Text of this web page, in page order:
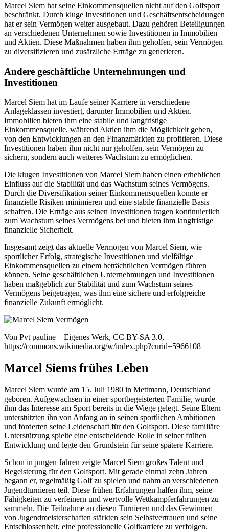
Marcel Siem hat seine Einkommensquellen nicht auf den Golfsport
beschränkt. Durch kluge Investitionen und Geschäftsentscheidungen
hat er sein Vermögen weiter ausgebaut. Dazu gehören Beteiligungen
an verschiedenen Unternehmen sowie Investitionen in Immobilien
und Aktien. Diese Maßnahmen haben ihm geholfen, sein Vermögen
zu diversifizieren und zusätzliche Erträge zu generieren.
Andere geschäftliche Unternehmungen und
Investitionen
Marcel Siem hat im Laufe seiner Karriere in verschiedene
Anlageklassen investiert, darunter Immobilien und Aktien.
Immobilien bieten ihm eine stabile und langfristige
Einkommensquelle, während Aktien ihm die Möglichkeit geben,
von den Entwicklungen an den Finanzmärkten zu profitieren. Diese
Investitionen haben ihm nicht nur geholfen, sein Vermögen zu
sichern, sondern auch weiteres Wachstum zu ermöglichen.
Die klugen Investitionen von Marcel Siem haben einen erheblichen
Einfluss auf die Stabilität und das Wachstum seines Vermögens.
Durch die Diversifikation seiner Einkommensquellen konnte er
finanzielle Risiken minimieren und eine stabile finanzielle Basis
schaffen. Die Erträge aus seinen Investitionen tragen kontinuierlich
zum Wachstum seines Vermögens bei und bieten ihm langfristige
finanzielle Sicherheit.
Insgesamt zeigt das aktuelle Vermögen von Marcel Siem, wie
sportlicher Erfolg, strategische Investitionen und vielfältige
Einkommensquellen zu einem beträchtlichen Vermögen führen
können. Seine geschäftlichen Unternehmungen und Investitionen
haben maßgeblich zur Stabilität und zum Wachstum seines
Vermögens beigetragen, was ihm eine sichere und erfolgreiche
finanzielle Zukunft ermöglicht.
Von Pvt pauline – Eigenes Werk, CC BY-SA 3.0,
https://commons.wikimedia.org/w/index.php?curid=5966108
Marcel Siems frühes Leben
Marcel Siem wurde am 15. Juli 1980 in Mettmann, Deutschland
geboren. Aufgewachsen in einer sportbegeisterten Familie, wurde
ihm das Interesse am Sport bereits in die Wiege gelegt. Seine Eltern
unterstützten ihn von Anfang an in seinen sportlichen Ambitionen
und förderten seine Leidenschaft für den Golfsport. Diese familiäre
Unterstützung spielte eine entscheidende Rolle in seiner frühen
Entwicklung und legte den Grundstein für seine spätere Karriere.
Schon in jungen Jahren zeigte Marcel Siem großes Talent und
Begeisterung für den Golfsport. Mit gerade einmal zehn Jahren
begann er, regelmäßig Golf zu spielen und nahm an verschiedenen
Jugendturnieren teil. Diese frühen Erfahrungen halfen ihm, seine
Fähigkeiten zu verfeinern und wertvolle Wettkampferfahrungen zu
sammeln. Die Teilnahme an diesen Turnieren und das Gewinnen
von Jugendmeisterschaften stärkten sein Selbstvertrauen und seine
Entschlossenheit, eine professionelle Golfkarriere zu verfolgen.